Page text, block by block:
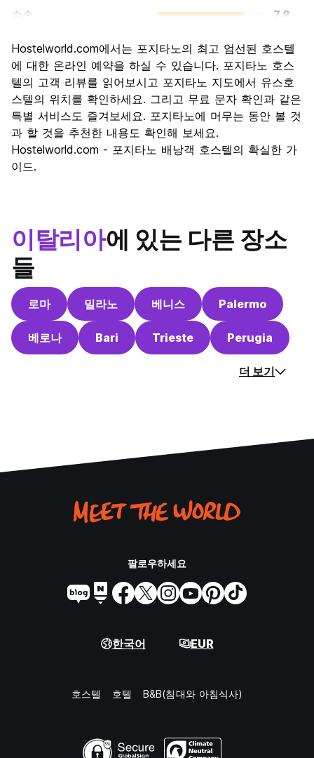
수송
7.8
문화
7.9
나이트 라이프
7.3
가격 대비 만족도
8.0
Hostelworld.com에서는 포지타노의 최고 엄선된 호스텔
에 대한 온라인 예약을 하실 수 있습니다. 포지타노 호스
텔의 고객 리뷰를 읽어보시고 포지타노 지도에서 유스호
스텔의 위치를 확인하세요. 그리고 무료 문자 확인과 같은
특별 서비스도 즐겨보세요. 포지타노에 머무는 동안 볼 것
과 할 것을 추천한 내용도 확인해 보세요.
Hostelworld.com - 포지타노 배낭객 호스텔의 확실한 가
이드.
이탈리아에 있는 다른 장소
들
로마 밀라노 베니스 Palermo
베로나 Bari Trieste Perugia
더 보기
팔로우하세요
한국어 EUR
호스텔 호텔 B&B(침대와 아침식사)